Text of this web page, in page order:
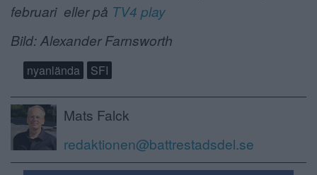
februari eller på TV4 play
Bild: Alexander Farnsworth
nyanlända SFI
Mats Falck
redaktionen@battrestadsdel.se